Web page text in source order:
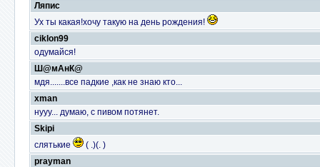
Ляпис
Ух ты какая!хочу такую на день рождения!
ciklon99
одумайся!
Ш@мАнК@
мдя.......все падкие ,как не знаю кто...
xman
нууу... думаю, с пивом потянет.
Skipi
слятькие
( .)(. )
prayman